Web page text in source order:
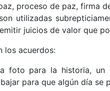
proceso de paz, firma
utilizadas
juicios de valor que
los acuerdos:
foto para la historia,
para que algún día se